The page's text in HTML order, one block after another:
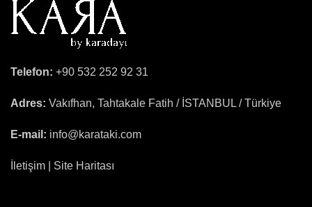
Telefon: +90 532 252 92 31
Adres: Vakıfhan, Tahtakale Fatih / İSTANBUL / Türkiye
E-mail: info@karataki.com
İletişim | Site Haritası